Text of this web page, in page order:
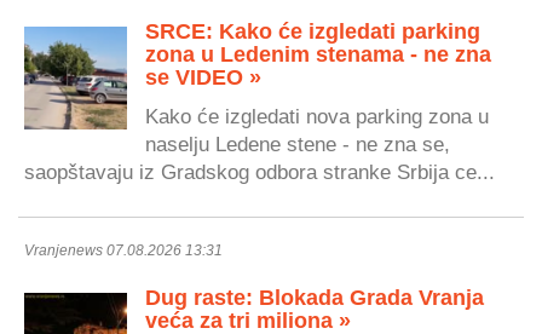
SRCE: Kako će izgledati parking
zona u Ledenim stenama - ne zna
se VIDEO »
Kako će izgledati nova parking zona u
naselju Ledene stene - ne zna se,
saopštavaju iz Gradskog odbora stranke Srbija ce...
Vranjenews 07.08.2026 13:31
Dug raste: Blokada Grada Vranja
veća za tri miliona »